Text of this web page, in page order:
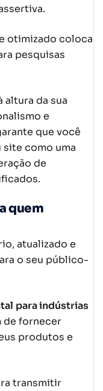
otimizado coloca
pesquisas
altura da sua
e
que você
como uma
de
quem
atualizado e
o seu público-
para indústrias
de fornecer
produtos e
transmitir